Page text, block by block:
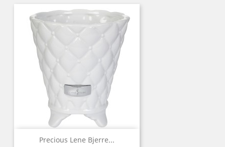
Precious Lene Bjerre...